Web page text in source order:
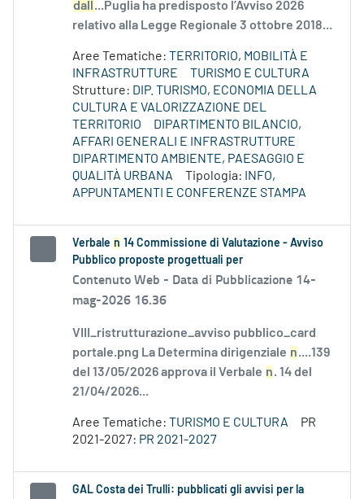
dall
...Puglia ha predisposto l’Avviso 2026
relativo alla Legge Regionale 3 ottobre 2018...
Aree Tematiche: TERRITORIO, MOBILITÀ E
INFRASTRUTTURE
TURISMO E CULTURA
Strutture: DIP. TURISMO, ECONOMIA DELLA
CULTURA E VALORIZZAZIONE DEL
TERRITORIO
DIPARTIMENTO BILANCIO,
AFFARI GENERALI E INFRASTRUTTURE
DIPARTIMENTO AMBIENTE, PAESAGGIO E
QUALITÀ URBANA
Tipologia:
INFO,
APPUNTAMENTI E CONFERENZE STAMPA
Verbale n 14 Commissione di Valutazione - Avviso
Pubblico proposte progettuali per
Contenuto Web - Data di Pubblicazione 14-
mag-2026 16.36
VIII_ristrutturazione_avviso pubblico_card
portale.png La Determina dirigenziale n....139
del 13/05/2026 approva il Verbale n. 14 del
21/04/2026...
Aree Tematiche: TURISMO E CULTURA
PR
2021-2027: PR 2021-2027
GAL Costa dei Trulli: pubblicati gli avvisi per la